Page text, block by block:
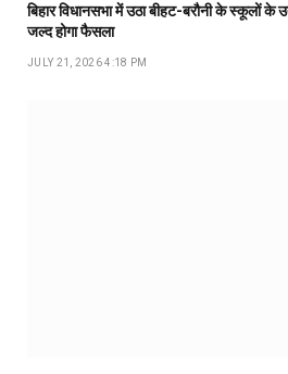
बिहार विधानसभा में उठा बीहट-बरौनी के स्कूलों के
जल्द होगा फैसला
JULY 21, 2026 4:18 PM